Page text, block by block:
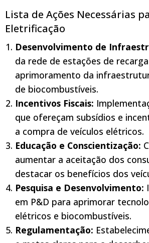
Lista de Ações Necessárias
Eletrificação
Desenvolvimento de
da rede de estações de
aprimoramento da
de biocombustíveis.
Incentivos Fiscais:
que ofereçam subsídios e
a compra de veículos elétricos.
Educação e Conscientização:
aumentar a aceitação dos
destacar os benefícios dos
Pesquisa e Desenvolvimento:
em P&D para aprimorar
elétricos e biocombustíveis.
Regulamentação: